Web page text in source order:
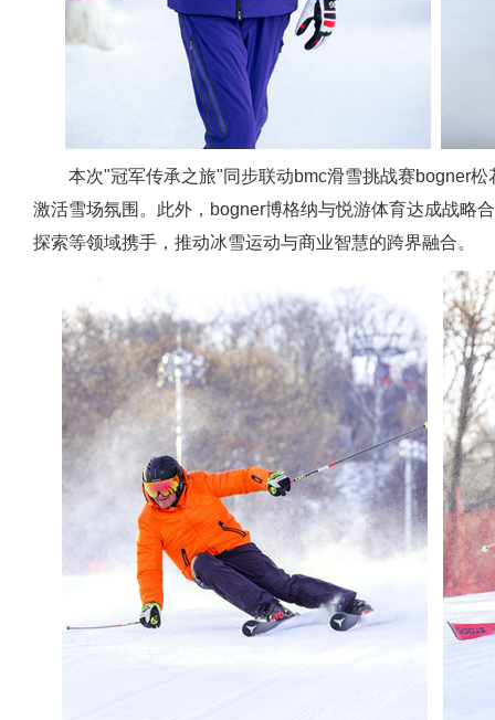
本次"冠军传承之旅"同步联动bmc滑雪挑战赛bogner
激活雪场氛围。此外，bogner博格纳与悦游体育达成战略
探索等领域携手，推动冰雪运动与商业智慧的跨界融合。